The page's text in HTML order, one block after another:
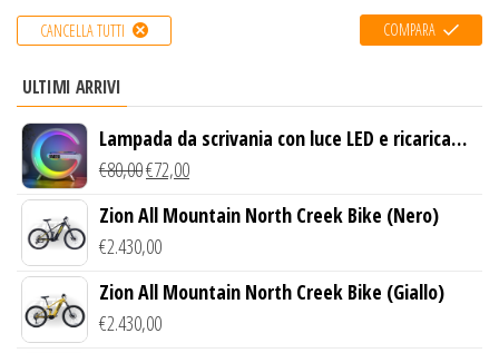
CANCELLA TUTTI COMPARA
ULTIMI ARRIVI
Lampada da scrivania con luce LED e ricarica
wireless
€80,00€72,00
Zion All Mountain North Creek Bike (Nero)
€2.430,00
Zion All Mountain North Creek Bike (Giallo)
€2.430,00